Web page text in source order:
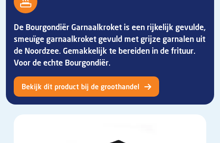
De Bourgondiër Garnaalkroket is een rijkelijk gevulde,
smeuïge garnaalkroket gevuld met grijze garnalen uit
de Noordzee. Gemakkelijk te bereiden in de frituur.
Voor de echte Bourgondiër.
Bekijk dit product bij de groothandel